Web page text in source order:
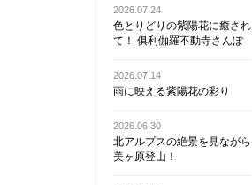
2026.07.24
色とりどりの紫陽花に癒され
て！ 俱利伽羅不動寺さんぽ
2026.07.14
雨に映える紫陽花の彩り
2026.06.30
北アルプスの絶景を見ながら
美ヶ原登山！